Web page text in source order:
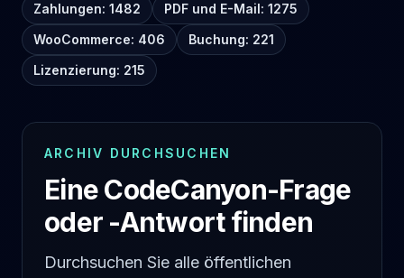
Zahlungen: 1482
PDF und E-Mail: 1275
WooCommerce: 406
Buchung: 221
Lizenzierung: 215
ARCHIV DURCHSUCHEN
Eine CodeCanyon-Frage
oder -Antwort finden
Durchsuchen Sie alle öffentlichen